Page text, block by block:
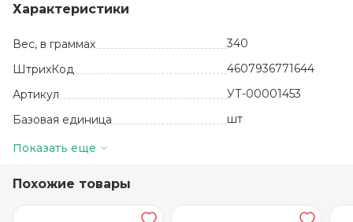
Характеристики
Вес, в граммах
340
ШтрихКод
4607936771644
Артикул
УТ-00001453
Базовая единица
шт
Производитель
Показать еще
Похожие товары